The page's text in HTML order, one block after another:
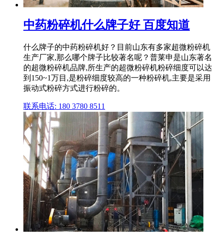
中药粉碎机什么牌子好 百度知道
什么牌子的中药粉碎机好？目前山东有多家超微粉碎机
生产厂家,那么哪个牌子比较著名呢？普莱申是山东著名
的超微粉碎机品牌,所生产的超微粉碎机粉碎细度可以达
到150~1万目,是粉碎细度较高的一种粉碎机,主要是采用
振动式粉碎方式进行粉碎的。
联系电话: 180 3780 8511